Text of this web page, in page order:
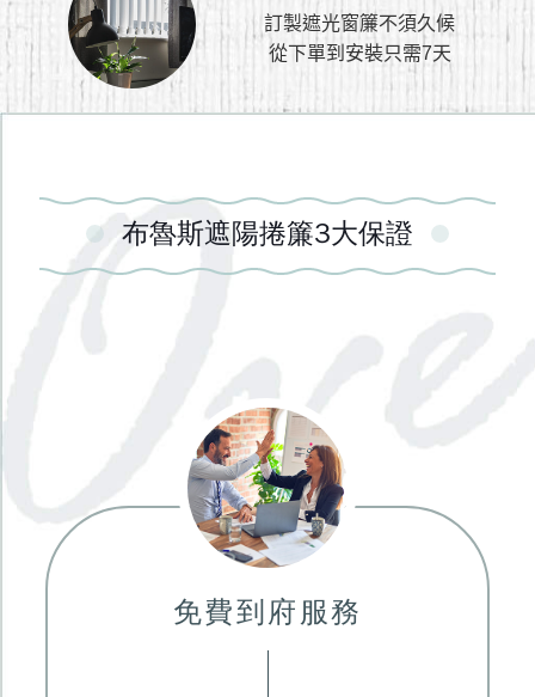
訂製遮光窗簾不須久候
從下單到安裝只需7天
布魯斯遮陽捲簾3大保證
免費到府服務